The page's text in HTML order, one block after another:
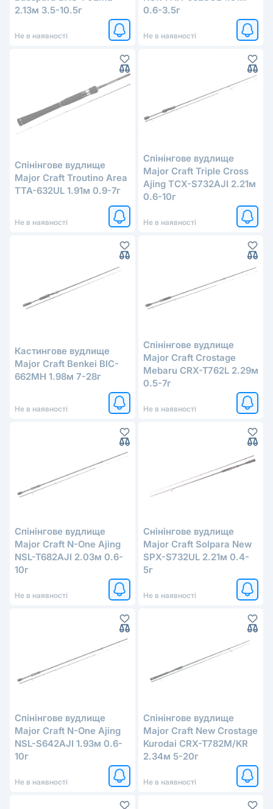
2.13м 3.5-10.5г
Не в наявності
0.6-3.5г
Не в наявності
Спінінгове вудлище
Major Craft Troutino Area
TTA-632UL 1.91м 0.9-7г
Не в наявності
Спінінгове вудлище
Major Craft Triple Cross
Ajing TCX-S732AJI 2.21м
0.6-10г
Не в наявності
Кастингове вудлище
Major Craft Benkei BIC-
662MH 1.98м 7-28г
Не в наявності
Cпінінговe вудлище
Major Craft Crostage
Mebaru CRX-T762L 2.29м
0.5-7г
Не в наявності
Cпінінговe вудлище
Major Craft N-One Ajing
NSL-T682AJI 2.03м 0.6-
10г
Не в наявності
Снінінгове вудлище
Major Craft Solpara New
SPX-S732UL 2.21м 0.4-
5г
Не в наявності
Cпінінговe вудлище
Major Craft N-One Ajing
NSL-S642AJI 1.93м 0.6-
10г
Не в наявності
Спінінгове вудлище
Major Craft New Crostage
Kurodai CRX-T782M/KR
2.34м 5-20г
Не в наявності